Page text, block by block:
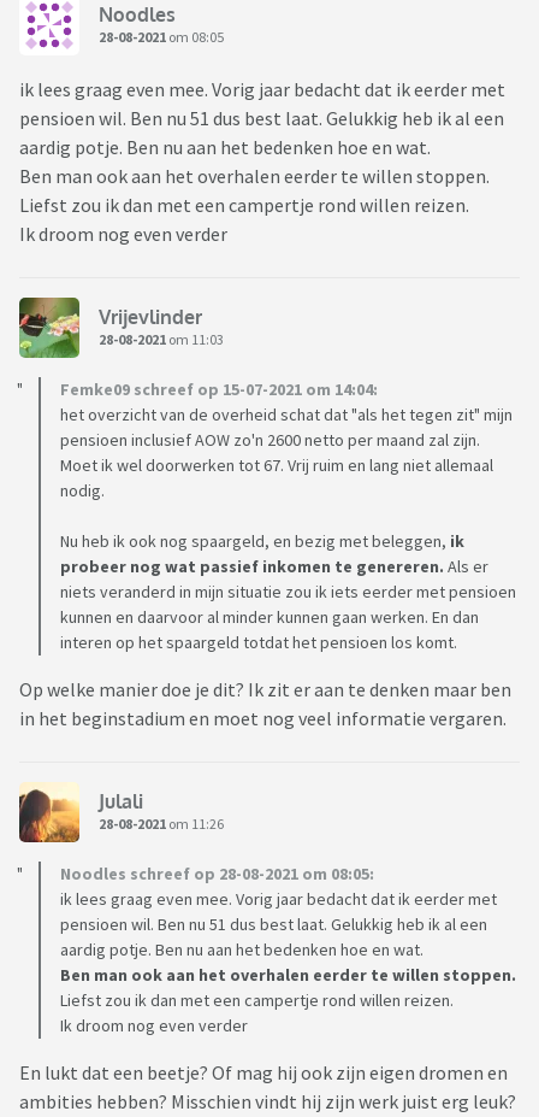
Noodles
28-08-2021 om 08:05
ik lees graag even mee. Vorig jaar bedacht dat ik eerder met
pensioen wil. Ben nu 51 dus best laat. Gelukkig heb ik al een
aardig potje. Ben nu aan het bedenken hoe en wat.
Ben man ook aan het overhalen eerder te willen stoppen.
Liefst zou ik dan met een campertje rond willen reizen.
Ik droom nog even verder
Vrijevlinder
28-08-2021 om 11:03
Femke09 schreef op 15-07-2021 om 14:04:
het overzicht van de overheid schat dat "als het tegen zit" mijn
pensioen inclusief AOW zo'n 2600 netto per maand zal zijn.
Moet ik wel doorwerken tot 67. Vrij ruim en lang niet allemaal
nodig.
Nu heb ik ook nog spaargeld, en bezig met beleggen, ik
probeer nog wat passief inkomen te genereren. Als er
niets veranderd in mijn situatie zou ik iets eerder met pensioen
kunnen en daarvoor al minder kunnen gaan werken. En dan
interen op het spaargeld totdat het pensioen los komt.
Op welke manier doe je dit? Ik zit er aan te denken maar ben
in het beginstadium en moet nog veel informatie vergaren.
Julali
28-08-2021 om 11:26
Noodles schreef op 28-08-2021 om 08:05:
ik lees graag even mee. Vorig jaar bedacht dat ik eerder met
pensioen wil. Ben nu 51 dus best laat. Gelukkig heb ik al een
aardig potje. Ben nu aan het bedenken hoe en wat.
Ben man ook aan het overhalen eerder te willen stoppen.
Liefst zou ik dan met een campertje rond willen reizen.
Ik droom nog even verder
En lukt dat een beetje? Of mag hij ook zijn eigen dromen en
ambities hebben? Misschien vindt hij zijn werk juist erg leuk?